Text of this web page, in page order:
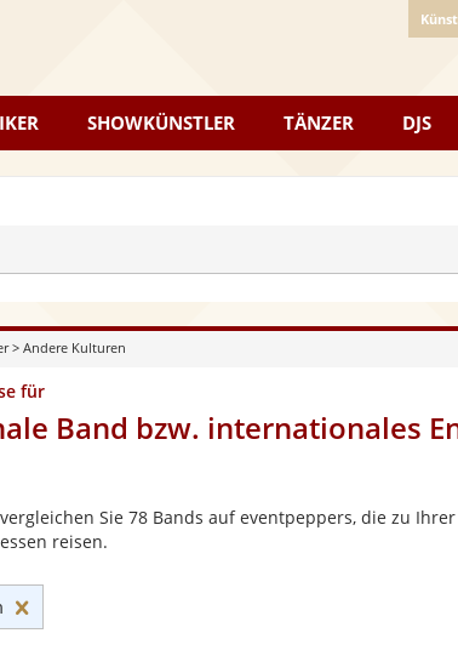
SHOWKÜNSTLER TÄNZER DJS
> Andere Kulturen
für
Band bzw. internationales
Sie 78 Bands auf eventpeppers, die zu
reisen.